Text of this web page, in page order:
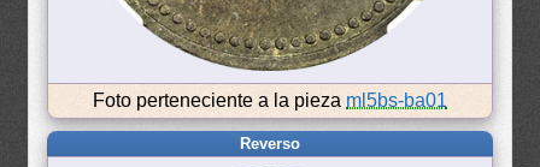
Foto perteneciente a la pieza ml5bs-ba01
Reverso